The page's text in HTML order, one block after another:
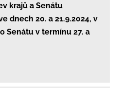
krajů a Senátu
dnech 20. a 21.9.2024, v
Senátu v termínu 27. a